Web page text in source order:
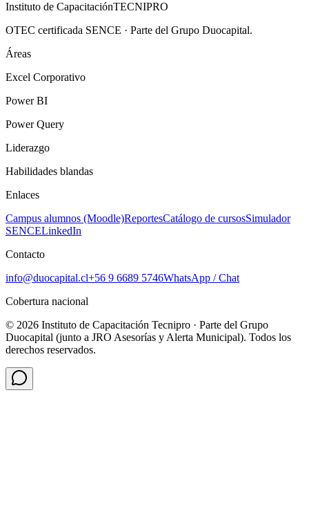
Instituto de CapacitaciónTECNIPRO
OTEC certificada SENCE · Parte del Grupo Duocapital.
Áreas
Excel Corporativo
Power BI
Power Query
Liderazgo
Habilidades blandas
Enlaces
Campus alumnos (Moodle)ReportesCatálogo de cursosSimulador
SENCELinkedIn
Contacto
info@duocapital.cl+56 9 6689 5746WhatsApp / Chat
Cobertura nacional
© 2026 Instituto de Capacitación Tecnipro · Parte del Grupo
Duocapital (junto a JRO Asesorías y Alerta Municipal). Todos los
derechos reservados.